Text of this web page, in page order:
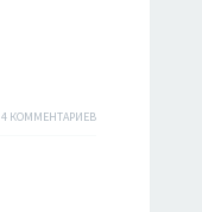
4 КОММЕНТАРИЕВ